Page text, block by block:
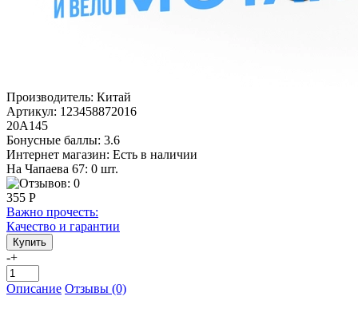
Производитель: Китай
Артикул: 123458872016
20А145
Бонусные баллы: 3.6
Интернет магазин: Есть в наличии
На Чапаева 67: 0 шт.
355 Р
Важно прочесть:
Качество и гарантии
-+
Описание Отзывы (0)